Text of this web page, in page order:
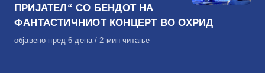
ПРИЈАТЕЛ“ СО БЕНДОТ НА
ФАНТАСТИЧНИОТ КОНЦЕРТ ВО ОХРИД
Објавено
објавено пред 6 дена 2 мин читање